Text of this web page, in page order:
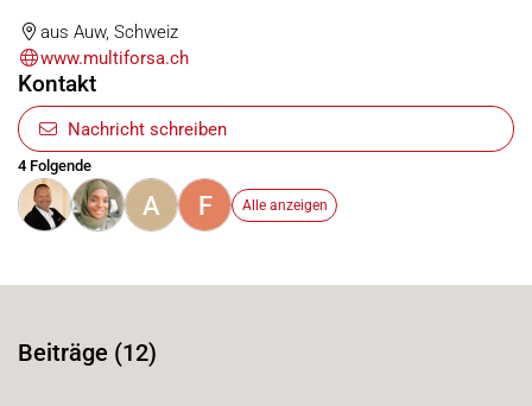
aus Auw, Schweiz
www.multiforsa.ch
Kontakt
Nachricht schreiben
4 Folgende
A F Alle anzeigen
Beiträge (12)